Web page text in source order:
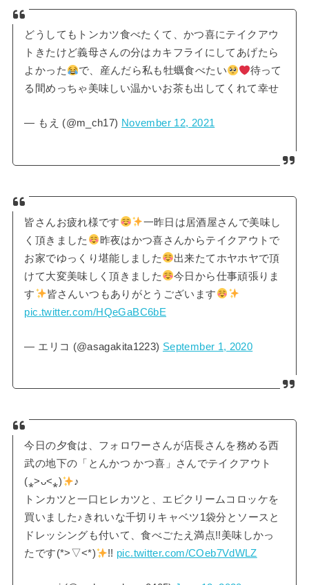
どうしてもトンカツ食べたくて、かつ喜にテイクアウ
トきたけど義母さんの分はカキフライにしてあげたら
よかった
で、産んだら私も牡蠣食べたい
待って
る間めっちゃ美味しい温かいお茶も出してくれて幸せ
— もえ (@m_ch17) November 12, 2021
皆さんお疲れ様です
一昨日は居酒屋さんで美味し
く頂きました
昨夜はかつ喜さんからテイクアウトで
お家でゆっくり堪能しました
出来たてホヤホヤで頂
けて大変美味しく頂きました
今日から仕事頑張りま
す
皆さんいつもありがとうございます
pic.twitter.com/HQeGaBC6bE
— エリコ (@asagakita1223) September 1, 2020
今日の夕食は、フォロワーさんが店長さんを務める西
武の地下の「とんかつ かつ喜」さんでテイクアウト
(⁎˃ᴗ˂⁎)
♪
トンカツと一口ヒレカツと、エビクリームコロッケを
買いました♪きれいな千切りキャベツ1袋分とソースと
ドレッシングも付いて、食べごたえ満点!!美味しかっ
たです(*>▽<*)
!! pic.twitter.com/COeb7VdWLZ